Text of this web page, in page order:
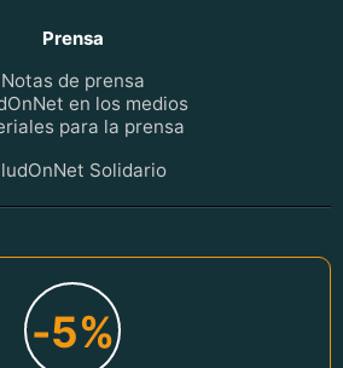
Prensa
Notas de prensa
en los medios
para la prensa
Solidario
-5%